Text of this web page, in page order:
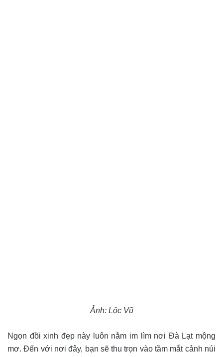
Ảnh: Lộc Vũ
Ngọn đồi xinh đẹp này luôn nằm im lìm nơi Đà Lạt mộng
mơ. Đến với nơi đây, bạn sẽ thu trọn vào tầm mắt cảnh núi